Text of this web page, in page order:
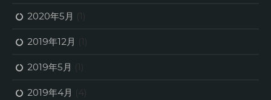
2020年5月 (1)
2019年12月 (1)
2019年5月 (1)
2019年4月 (4)